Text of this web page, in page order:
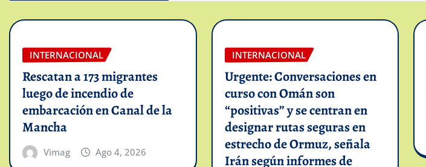
INTERNACIONAL
Rescatan a 173 migrantes
luego de incendio de
embarcación en Canal de la
Mancha
Vimag Ago 4, 2026
INTERNACIONAL
Urgente: Conversaciones en
curso con Omán son
“positivas” y se centran en
designar rutas seguras en
estrecho de Ormuz, señala
Irán según informes de